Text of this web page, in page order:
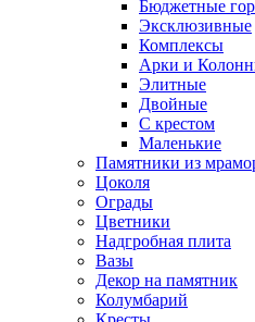
Бюджетные
Эксклюзивные
Комплексы
Арки и
Элитные
Двойные
С крестом
Маленькие
Памятники из
Цоколя
Ограды
Цветники
Надгробная плита
Вазы
Декор на памятник
Колумбарий